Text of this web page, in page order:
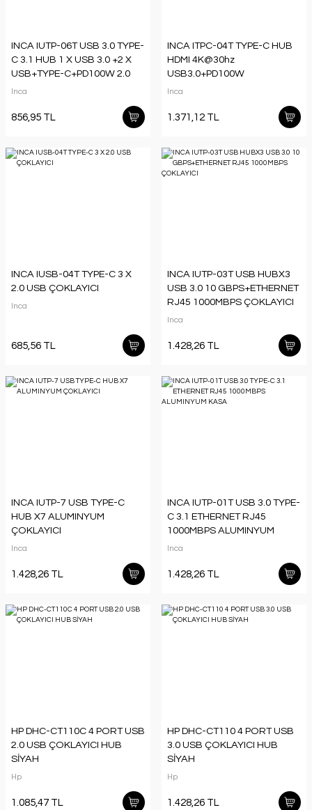
INCA IUTP-06T USB 3.0 TYPE-
C 3.1 HUB 1 X USB 3.0 +2 X
USB+TYPE-C+PD100W 2.0
ALUMINYUM KASA
Inca
856,95 TL
INCA ITPC-04T TYPE-C HUB
HDMI 4K@30hz
USB3.0+PD100W
Inca
1.371,12 TL
INCA IUSB-04T TYPE-C 3 X
2.0 USB ÇOKLAYICI
Inca
685,56 TL
INCA IUTP-03T USB HUBX3
USB 3.0 10 GBPS+ETHERNET
RJ45 1000MBPS ÇOKLAYICI
Inca
1.428,26 TL
INCA IUTP-7 USB TYPE-C
HUB X7 ALUMINYUM
ÇOKLAYICI
Inca
1.428,26 TL
INCA IUTP-01T USB 3.0 TYPE-
C 3.1 ETHERNET RJ45
1000MBPS ALUMINYUM
KASA
Inca
1.428,26 TL
HP DHC-CT110C 4 PORT USB
2.0 USB ÇOKLAYICI HUB
SİYAH
Hp
1.085,47 TL
HP DHC-CT110 4 PORT USB
3.0 USB ÇOKLAYICI HUB
SİYAH
Hp
1.428,26 TL